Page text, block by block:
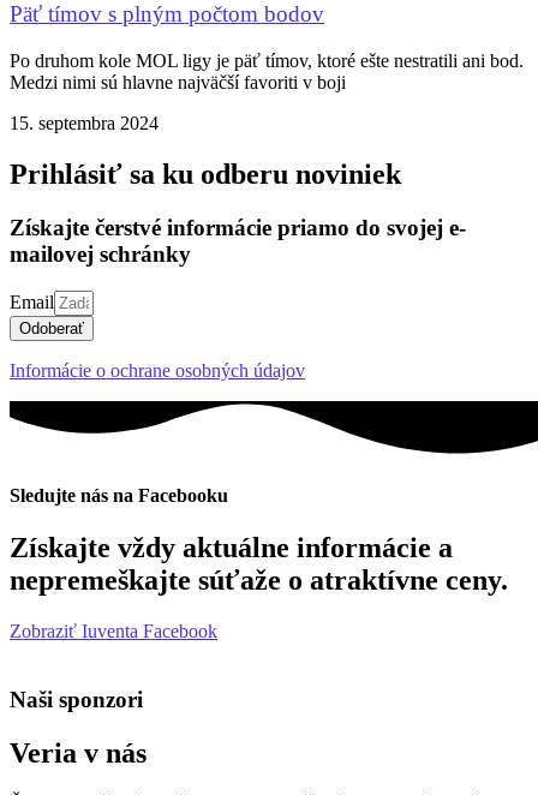
Päť tímov s plným počtom bodov
Po druhom kole MOL ligy je päť tímov, ktoré ešte nestratili ani bod.
Medzi nimi sú hlavne najväčší favoriti v boji
15. septembra 2024
Prihlásiť sa ku odberu noviniek
Získajte čerstvé informácie priamo do svojej e-
mailovej schránky
Email
Odoberať
Informácie o ochrane osobných údajov
Sledujte nás na Facebooku
Získajte vždy aktuálne informácie a
nepremeškajte súťaže o atraktívne ceny.
Zobraziť Iuventa Facebook
Naši sponzori
Veria v nás